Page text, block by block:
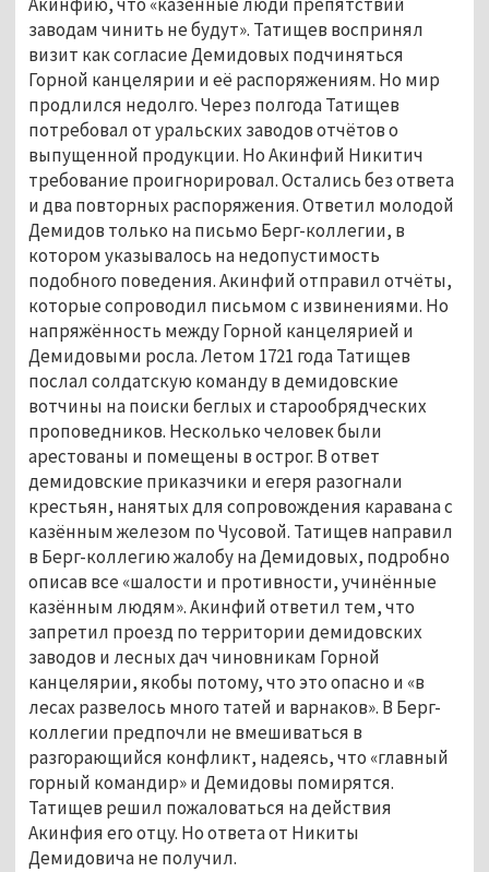
заводам чинить не будут». Татищев воспринял
визит как согласие Демидовых подчиняться
Горной канцелярии и её распоряжениям. Но мир
продлился недолго. Через полгода Татищев
потребовал от уральских заводов отчётов о
выпущенной продукции. Но Акинфий Никитич
требование проигнорировал. Остались без ответа
и два повторных распоряжения. Ответил молодой
Демидов только на письмо Берг-коллегии, в
котором указывалось на недопустимость
подобного поведения. Акинфий отправил отчёты,
которые сопроводил письмом с извинениями. Но
напряжённость между Горной канцелярией и
Демидовыми росла. Летом 1721 года Татищев
послал солдатскую команду в демидовские
вотчины на поиски беглых и старообрядческих
проповедников. Несколько человек были
арестованы и помещены в острог. В ответ
демидовские приказчики и егеря разогнали
крестьян, нанятых для сопровождения каравана с
казённым железом по Чусовой. Татищев направил
в Берг-коллегию жалобу на Демидовых, подробно
описав все «шалости и противности, учинённые
казённым людям». Акинфий ответил тем, что
запретил проезд по территории демидовских
заводов и лесных дач чиновникам Горной
канцелярии, якобы потому, что это опасно и «в
лесах развелось много татей и варнаков». В Берг-
коллегии предпочли не вмешиваться в
разгорающийся конфликт, надеясь, что «главный
горный командир» и Демидовы помирятся.
Татищев решил пожаловаться на действия
Акинфия его отцу. Но ответа от Никиты
Демидовича не получил.